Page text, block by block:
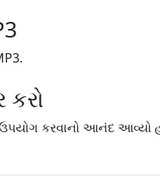
કરો
કરવાનો આનંદ આવ્યો